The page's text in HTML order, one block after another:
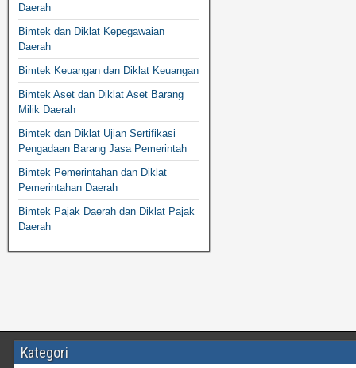
Daerah
Bimtek dan Diklat Kepegawaian
Daerah
Bimtek Keuangan dan Diklat Keuangan
Bimtek Aset dan Diklat Aset Barang
Milik Daerah
Bimtek dan Diklat Ujian Sertifikasi
Pengadaan Barang Jasa Pemerintah
Bimtek Pemerintahan dan Diklat
Pemerintahan Daerah
Bimtek Pajak Daerah dan Diklat Pajak
Daerah
Kategori